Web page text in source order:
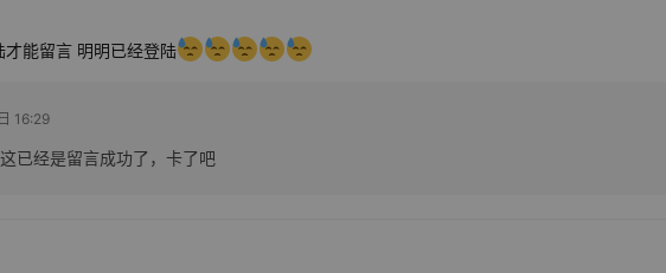
能留言 明明已经登陆
16:29
已经是留言成功了，卡了吧